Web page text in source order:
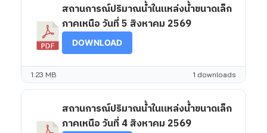
สถานการณ์ปริมาณน้ำในแหล่งน้ำขนาดเล็ก
ภาคเหนือ วันที่ 5 สิงหาคม 2569
DOWNLOAD
1 downloads
1.23 MB
สถานการณ์ปริมาณน้ำในแหล่งน้ำขนาดเล็ก
ภาคเหนือ วันที่ 4 สิงหาคม 2569